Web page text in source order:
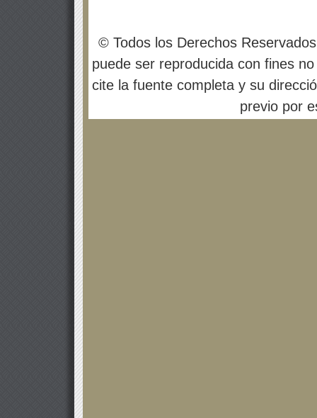
© Todos los Derechos
puede ser reproducida con fines
cite la fuente completa y su
previo por